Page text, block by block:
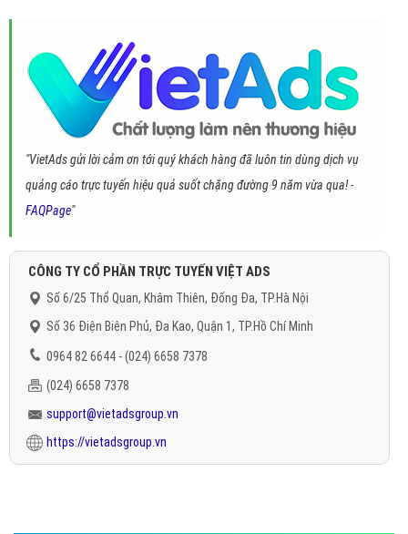
"VietAds gửi lời cảm ơn tới quý khách hàng đã luôn tin dùng dịch vụ
quảng cáo trực tuyến hiệu quả suốt chặng đường 9 năm vừa qua! -
FAQPage"
CÔNG TY CỔ PHẦN TRỰC TUYẾN VIỆT ADS
Số 6/25 Thổ Quan, Khâm Thiên, Đống Đa, TP.Hà Nội
Số 36 Điện Biên Phủ, Đa Kao, Quận 1, TP.Hồ Chí Minh
0964 82 6644 - (024) 6658 7378
(024) 6658 7378
support@vietadsgroup.vn
https://vietadsgroup.vn